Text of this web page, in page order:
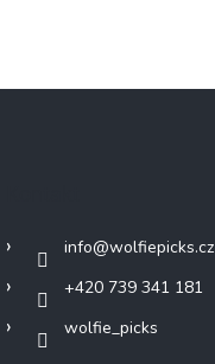
info@wolfiepicks.cz
+420 739 341 181
wolfie_picks